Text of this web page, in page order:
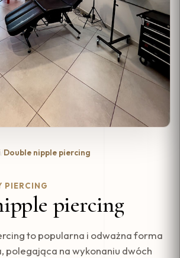
Double nipple piercing
PIERCING
piercing
to popularna i odważna forma
polegająca na wykonaniu dwóch